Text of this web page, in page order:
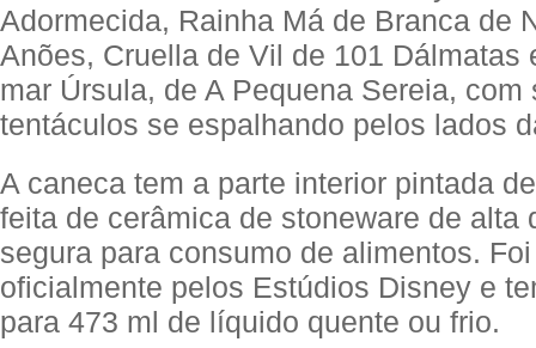
Adormecida, Rainha Má de Branca de
Anões, Cruella de Vil de 101 Dálmatas
mar Úrsula, de A Pequena Sereia, com
tentáculos se espalhando pelos lados
A caneca tem a parte interior pintada
feita de cerâmica de stoneware de alta
segura para consumo de alimentos.
oficialmente pelos Estúdios Disney e
para 473 ml de líquido quente ou frio.